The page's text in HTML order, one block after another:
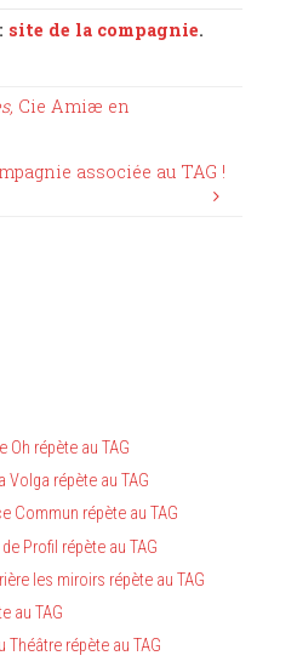
site de la compagnie.
Cie Amiæ en
associée au TAG !
Oh répète au TAG
Volga répète au TAG
Commun répète au TAG
Profil répète au TAG
les miroirs répète au TAG
au TAG
Théâtre répète au TAG